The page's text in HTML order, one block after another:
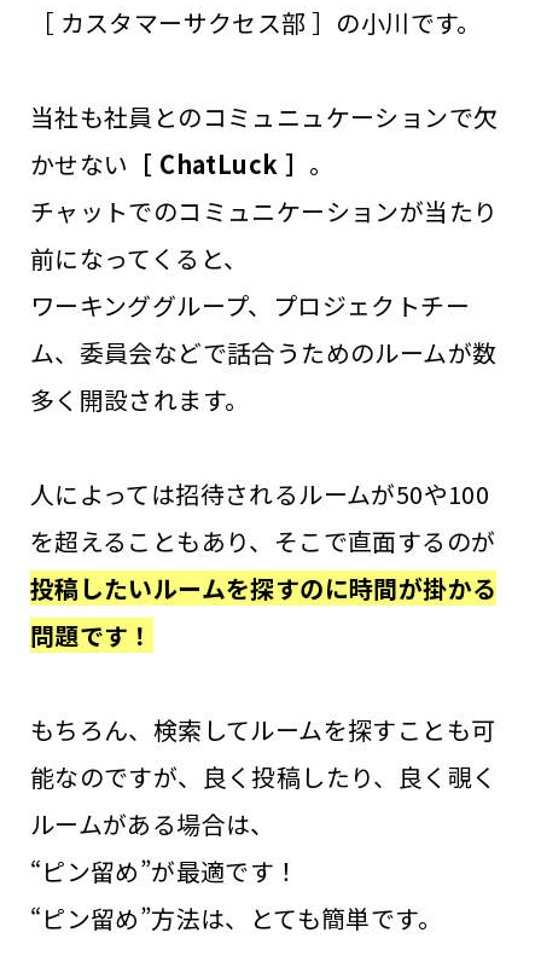
［ カスタマーサクセス部 ］の小川です。
当社も社員とのコミュニュケーションで欠
かせない ［ ChatLuck ］ 。
チャットでのコミュニケーションが当たり
前になってくると、
ワーキンググループ、プロジェクトチー
ム、委員会などで話合うためのルームが数
多く開設されます。
人によっては招待されるルームが50や100
を超えることもあり、そこで直面するのが
投稿したいルームを探すのに時間が掛かる
問題です！
もちろん、検索してルームを探すことも可
能なのですが、良く投稿したり、良く覗く
ルームがある場合は、
“ピン留め”が最適です！
“ピン留め”方法は、とても簡単です。